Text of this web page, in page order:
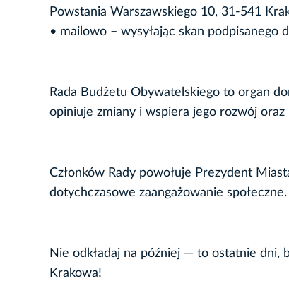
Powstania Warszawskiego 10, 31-541
• mailowo – wysyłając skan podpisanego
Rada Budżetu Obywatelskiego to organ
opiniuje zmiany i wspiera jego rozwój
Członków Rady powołuje Prezydent
dotychczasowe zaangażowanie społeczne.
Nie odkładaj na później — to ostatnie dni,
Krakowa!